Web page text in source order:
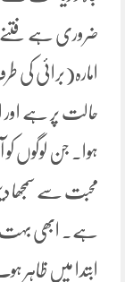
ضروری ہے فتنے
امارہ(برائی کی
حالت پر ہے اور
ہوا۔ جن لوگوں
محبت سے سمجھا
ہے۔ ابھی بہت
ابتدا میں ظاہر ہو